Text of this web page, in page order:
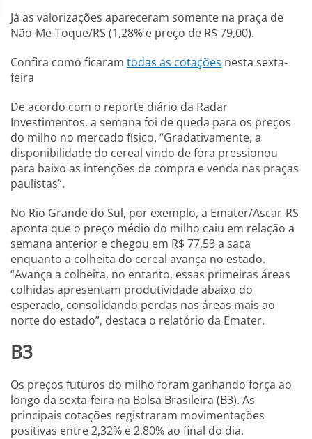
Já as valorizações apareceram somente na praça de
Não-Me-Toque/RS (1,28% e preço de R$ 79,00).
Confira como ficaram todas as cotações nesta sexta-
feira
De acordo com o reporte diário da Radar
Investimentos, a semana foi de queda para os preços
do milho no mercado físico. “Gradativamente, a
disponibilidade do cereal vindo de fora pressionou
para baixo as intenções de compra e venda nas praças
paulistas”.
No Rio Grande do Sul, por exemplo, a Emater/Ascar-RS
aponta que o preço médio do milho caiu em relação a
semana anterior e chegou em R$ 77,53 a saca
enquanto a colheita do cereal avança no estado.
“Avança a colheita, no entanto, essas primeiras áreas
colhidas apresentam produtividade abaixo do
esperado, consolidando perdas nas áreas mais ao
norte do estado”, destaca o relatório da Emater.
B3
Os preços futuros do milho foram ganhando força ao
longo da sexta-feira na Bolsa Brasileira (B3). As
principais cotações registraram movimentações
positivas entre 2,32% e 2,80% ao final do dia.